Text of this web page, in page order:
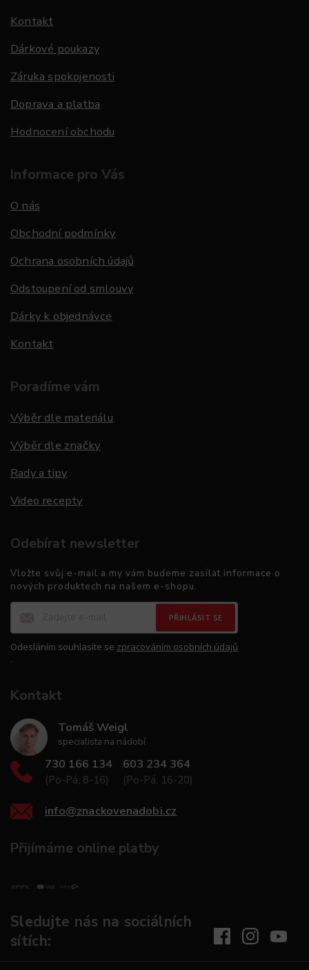
Kontakt
Dárkové poukazy
Záruka spokojenosti
Doprava a platba
Hodnocení obchodu
Informace pro Vás
O nás
Obchodní podmínky
Ochrana osobních údajů
Odstoupení od smlouvy
Dárky k objednávce
Kontakt
Poradíme vám
Výběr dle materiálu
Výběr dle značky
Rady a tipy
Video recepty
Odebírat newsletter
Vložte svůj e-mail a my vám budeme zasílat informace o
nových produktech na našem e-shopu.
PŘIHLÁSIT SE
Odesláním souhlasíte se zpracováním osobních údajů
.
Kontakt
Tomáš Weigl
specialista na nádobí
730 166 134
(Po-Pá, 8-16)
603 234 364
(Po-Pá, 16-20)
info@znackovenadobi.cz
Přijímáme online platby
Sledujte nás na sociálních
sítích: